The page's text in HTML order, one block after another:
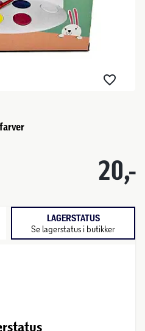
20,-
LAGERSTATUS
Se lagerstatus i butikker